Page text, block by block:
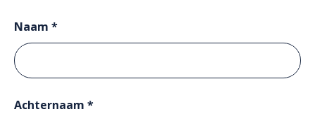
Naam *
Achternaam *